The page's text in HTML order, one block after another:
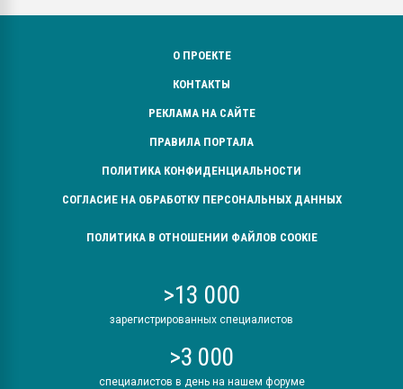
О ПРОЕКТЕ
КОНТАКТЫ
РЕКЛАМА НА САЙТЕ
ПРАВИЛА ПОРТАЛА
ПОЛИТИКА КОНФИДЕНЦИАЛЬНОСТИ
СОГЛАСИЕ НА ОБРАБОТКУ ПЕРСОНАЛЬНЫХ ДАННЫХ
ПОЛИТИКА В ОТНОШЕНИИ ФАЙЛОВ COOKIE
>13 000
зарегистрированных специалистов
>3 000
специалистов в день на нашем форуме